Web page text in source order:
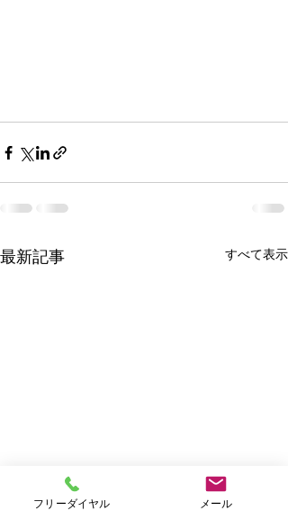
最新記事 すべて表示
フリーダイヤル メール